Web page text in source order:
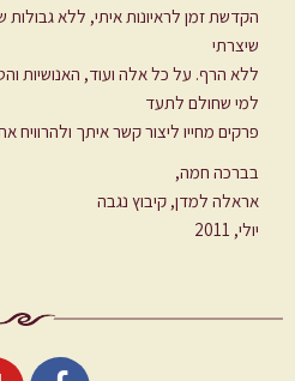
הקדשת זמן לראיונות איתי, ללא גבולות
שיצרתי
ללא הרף. על כל אלה ועוד, האנושיות
למי שחולם לתעד
פרקים מחייו ליצור קשר איתך ולהרוויח את
בברכה חמה,
אראלה למדן, קיבוץ נגבה
יולי, 2011